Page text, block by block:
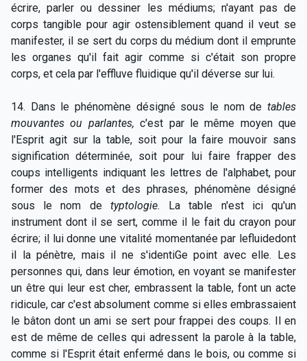
écrire, parler ou dessiner les médiums; n'ayant pas de
corps tangible pour agir ostensiblement quand il veut se
manifester, il se sert du corps du médium dont il emprunte
les organes qu'il fait agir comme si c'était son propre
corps, et cela par l'effluve fluidique qu'il déverse sur lui.
14. Dans le phénomène désigné sous le nom de tables
mouvantes ou parlantes,c'est par le même moyen que
l'Esprit agit sur la table, soit pour la faire mouvoir sans
signification déterminée, soit pour lui faire frapper des
coups intelligents indiquant les lettres de l'alphabet, pour
former des mots et des phrases, phénomène désigné
sous le nom de typtologie. La table n'est ici qu'un
instrument dont il se sert, comme il le fait du crayon pour
écrire; il lui donne une vitalité momentanée par lefluidedont
il la pénètre, mais il ne s'identiGe point avec elle. Les
personnes qui, dans leur émotion, en voyant se manifester
un être qui leur est cher, embrassent la table, font un acte
ridicule, car c'est absolument comme si elles embrassaient
le bâton dont un ami se sert pour frappei des coups. Il en
est de même de celles qui adressent la parole à la table,
comme si l'Esprit était enfermé dans le bois, ou comme si